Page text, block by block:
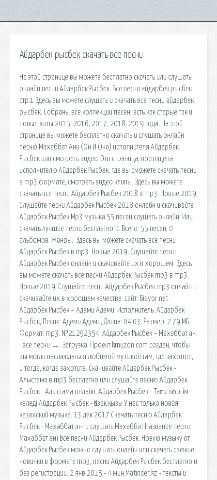
Айдарбек рысбек скачать все песни
На этой странице вы можете бесплатно скачать или слушать
онлайн песни Айдарбек Рысбек. Все песни айдарбек рысбек -
стр.1 Здесь вы можете слушать и скачать все песни айдарбек
рысбек. Собраны все коллекции песен, есть как старые так и
новые хиты 2015, 2016, 2017, 2018, 2019 года. На этой
странице вы можете бесплатно скачать и слушать онлайн
песню Махаббат Ани (Он И Она) исполнителя Айдарбек
Рысбек или смотреть видео. Это страница, посвящена
исполнителю Айдарбек Рысбек, где вы сможете скачать песни
в mp3 формате, смотреть видео клипы. Здесь вы можете
скачать все песни Айдарбек Рысбек 2018 в mp3. Новые 2019,
Слушайте песни Айдарбек Рысбек 2018 онлайн и скачивайте
Айдарбек Рысбек Mp3 музыка 55 песен слушать онлайн! Или
скачать лучшие песни бесплатно! 1 Всего: 55 песен, 0
альбомов. Жанры:. Здесь вы можете скачать все песни
Айдарбек Рысбек в mp3. Новые 2019, Слушайте песни
Айдарбек Рысбек онлайн и скачивайте их в хорошем. Здесь
вы можете скачать все песни Айдарбек Рысбек mp3 в mp3.
Новые 2019, Слушайте песни Айдарбек Рысбек mp3 онлайн и
скачивайте их в хорошем качестве. сайт: Bisyor.net.
Айдарбек Рысбек – Адеми Адеми. Исполнитель: Айдарбек
Рысбек, Песня: Адеми Адеми, Длина: 04:03, Размер: 2.79 МБ,
Формат: mp3. №21292354. Айдарбек Рысбек – Махаббат ані
· все песни →. Загрузка. Проект kmuzon.com создан, чтобы
вы могли наслаждаться любимой музыкой там, где захотите,
и тогда, когда захотите. Скачивайте Айдарбек Рысбек -
Алыстама в mp3 бесплатно или слушайте песню Айдарбек
Рысбек - Алыстама онлайн. Айдарбек Рысбек - Тағы көргім
келеді Айдарбек Рысбек - Қазақ қызы У нас только новая
казахский музыка. 13 дек 2017 Скачать песню Айдарбек
Рысбек - Махаббат әні и слушать Махаббат Название песни:
Махаббат әні Все песни Айдарбек Рысбек. Новую музыку от
Айдарбек Рысбек можно слушать онлайн или скачать свежие
новинки в формате mp3, песни Айдарбек Рысбек бесплатно и
без регистрации. 2 янв 2015 - 4 мин.Matinder.kz - тексты и